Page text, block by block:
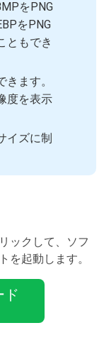
をPNG
をPNG
ともでき
ます。
度を表示
イズに制
ックして、ソフ
を起動します。
ド